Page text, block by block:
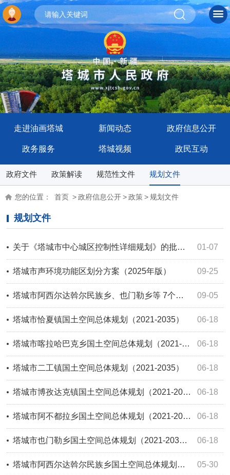
走进油画塔城 新闻动态 政府信息公开
政务服务 塔城视频 政民互动
政府文件 政策解读 规范性文件 规划文件
您的位置： 首页 >政府信息公开>政策>规划文件
规划文件
01-07
关于《塔城市中心城区控制性详细规划》的批后公示
09-25
塔城市声环境功能区划分方案（2025年版）
09-05
塔城市阿西尔达斡尔民族乡、也门勒乡等 7个乡（镇）国土空间总体规划批复公示
06-18
塔城市恰夏镇国土空间总体规划（2021-2035）
06-18
塔城市喀拉哈巴克乡国土空间总体规划（2021-2035）
06-18
塔城市二工镇国土空间总体规划（2021-2035）
06-18
塔城市博孜达克镇国土空间总体规划（2021-2035）
06-18
塔城市阿不都拉乡国土空间总体规划（2021-2035）
06-18
塔城市也门勒乡国土空间总体规划（2021-2035）
05-30
塔城市阿西尔达斡尔民族乡国土空间总体规划（2021-2035）